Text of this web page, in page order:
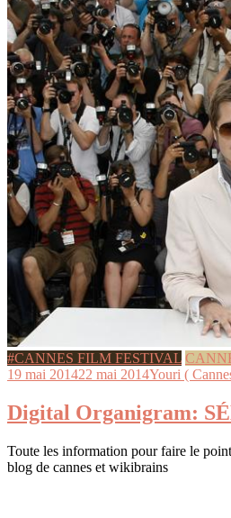
#CANNES FILM FESTIVAL
19 mai 201422 mai 2014Youri (
Digital Organigram:
Toute les information pour faire le
blog de cannes et wikibrains